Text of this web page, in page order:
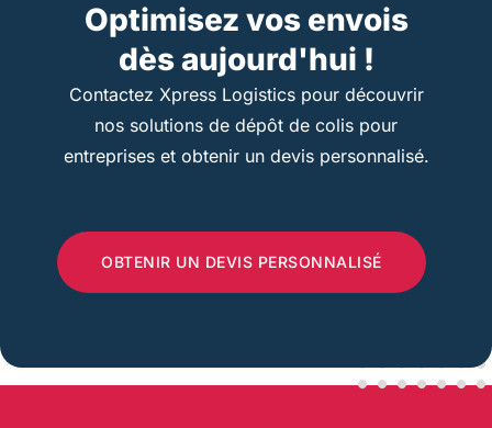
Optimisez vos envois
dès aujourd'hui !
Contactez Xpress Logistics pour découvrir
nos solutions de dépôt de colis pour
entreprises et obtenir un devis personnalisé.
OBTENIR UN DEVIS PERSONNALISÉ